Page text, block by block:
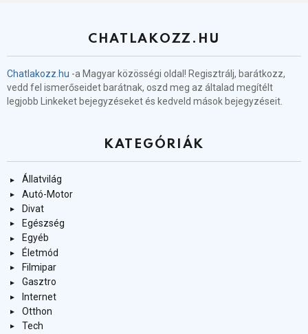
CHATLAKOZZ.HU
Chatlakozz.hu -a Magyar közösségi oldal! Regisztrálj, barátkozz,
vedd fel ismerőseidet barátnak, oszd meg az általad megítélt
legjobb Linkeket bejegyzéseket és kedveld mások bejegyzéseit.
KATEGÓRIÁK
Állatvilág
Autó-Motor
Divat
Egészség
Egyéb
Életmód
Filmipar
Gasztro
Internet
Otthon
Tech